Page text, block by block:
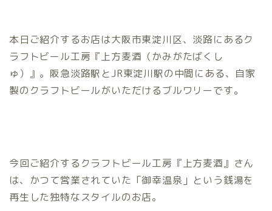
本日ご紹介するお店は大阪市東淀川区、淡路にあるク
ラフトビール工房『上方麦酒（かみがたばくし
ゅ）』。阪急淡路駅とJR東淀川駅の中間にある、自家
製のクラフトビールがいただけるブルワリーです。
今回ご紹介するクラフトビール工房『上方麦酒』さん
は、かつて営業されていた「御幸温泉」という銭湯を
再生した独特なスタイルのお店。